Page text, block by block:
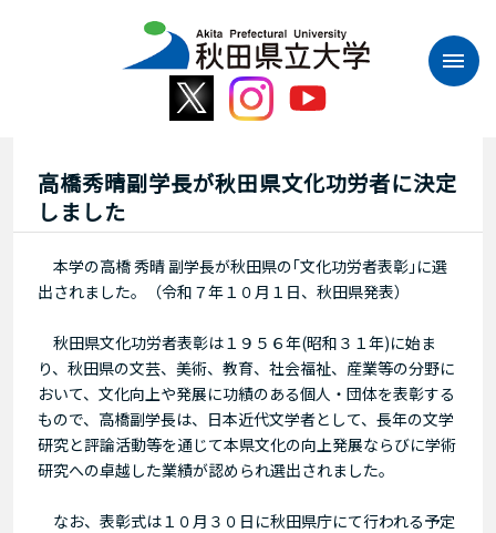
高橋秀晴副学長が秋田県文化功労者に決定
しました
本学の高橋 秀晴 副学長が秋田県の｢文化功労者表彰｣に選
出されました。（令和７年１０月１日、秋田県発表）
秋田県文化功労者表彰は１９５６年(昭和３１年)に始ま
り、秋田県の文芸、美術、教育、社会福祉、産業等の分野に
おいて、文化向上や発展に功績のある個人・団体を表彰する
もので、高橋副学長は、日本近代文学者として、長年の文学
研究と評論活動等を通じて本県文化の向上発展ならびに学術
研究への卓越した業績が認められ選出されました。
なお、表彰式は１０月３０日に秋田県庁にて行われる予定